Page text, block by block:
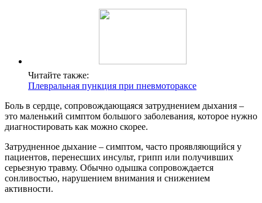
Читайте также:
Плевральная пункция при пневмотораксе
Боль в сердце, сопровождающаяся затруднением дыхания –
это маленький симптом большого заболевания, которое нужно
диагностировать как можно скорее.
Затрудненное дыхание – симптом, часто проявляющийся у
пациентов, перенесших инсульт, грипп или получивших
серьезную травму. Обычно одышка сопровождается
сонливостью, нарушением внимания и снижением
активности.